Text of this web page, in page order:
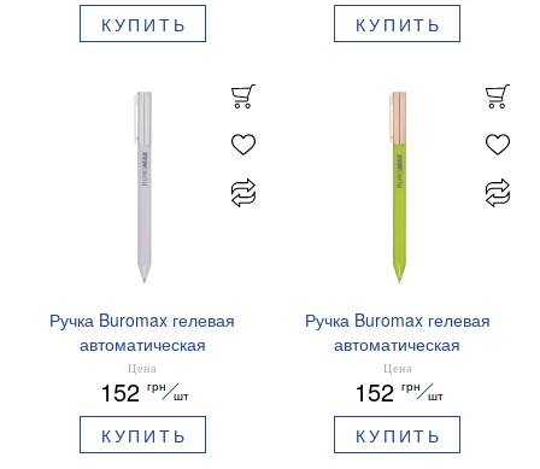
КУПИТЬ КУПИТЬ
Ручка Buromax гелевая
автоматическая
PRESTIGE SILVER 0,5 мм
синие чернила BM.83102
Цена
152 грн
шт
КУПИТЬ
Ручка Buromax гелевая
автоматическая
PRESTIGE GOLD 0,5 мм
синие чернила BM.83101
Цена
152 грн
шт
КУПИТЬ